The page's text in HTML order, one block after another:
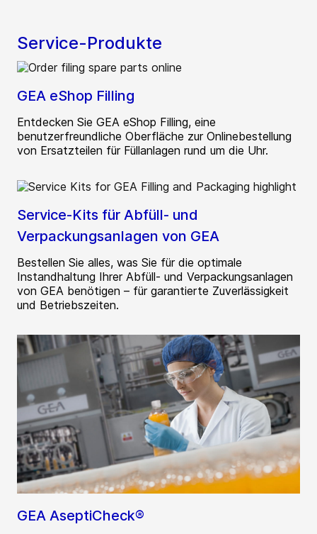
Service-Produkte
GEA eShop Filling
Entdecken Sie GEA eShop Filling, eine
benutzerfreundliche Oberfläche zur Onlinebestellung
von Ersatzteilen für Füllanlagen rund um die Uhr.
Service-Kits für Abfüll- und
Verpackungsanlagen von GEA
Bestellen Sie alles, was Sie für die optimale
Instandhaltung Ihrer Abfüll- und Verpackungsanlagen
von GEA benötigen – für garantierte Zuverlässigkeit
und Betriebszeiten.
GEA AseptiCheck®